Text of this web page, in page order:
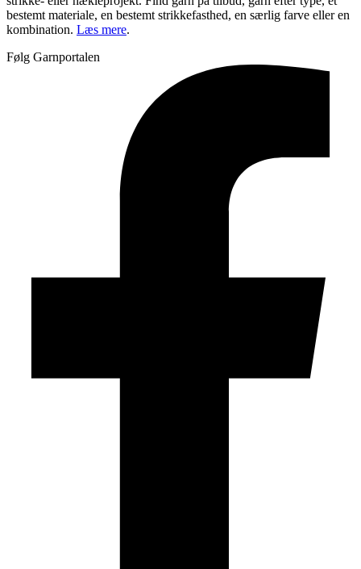
bestemt materiale, en bestemt strikkefasthed, en særlig farve eller en
kombination. Læs mere.
Følg Garnportalen